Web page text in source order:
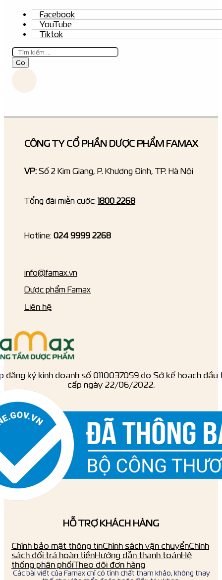
Facebook
YouTube
Tiktok
Tìm
kiếm
Go
đăng ký kinh doanh số ‎0110037059 do Sở kế hoạch đầu
cấp ngày 22/06/2022.
CÔNG TY CỔ PHẦN DƯỢC PHẨM FAMAX
VP: Số 2 Kim Giang, P. Khương Đình, TP. Hà Nội
Tổng đài miễn cước: 1800 2268
Hotline: 024 9999 2268
info@famax.vn
Dược phẩm Famax
Liên hệ
HỖ TRỢ KHÁCH HÀNG
Chính bảo mật thông tinChính sách vận chuyểnChính
sách đổi trả hoàn tiềnHướng dẫn thanh toánHệ
thống phân phốiTheo dõi đơn hàng
Các bài viết của Famax chỉ có tính chất tham khảo, không thay